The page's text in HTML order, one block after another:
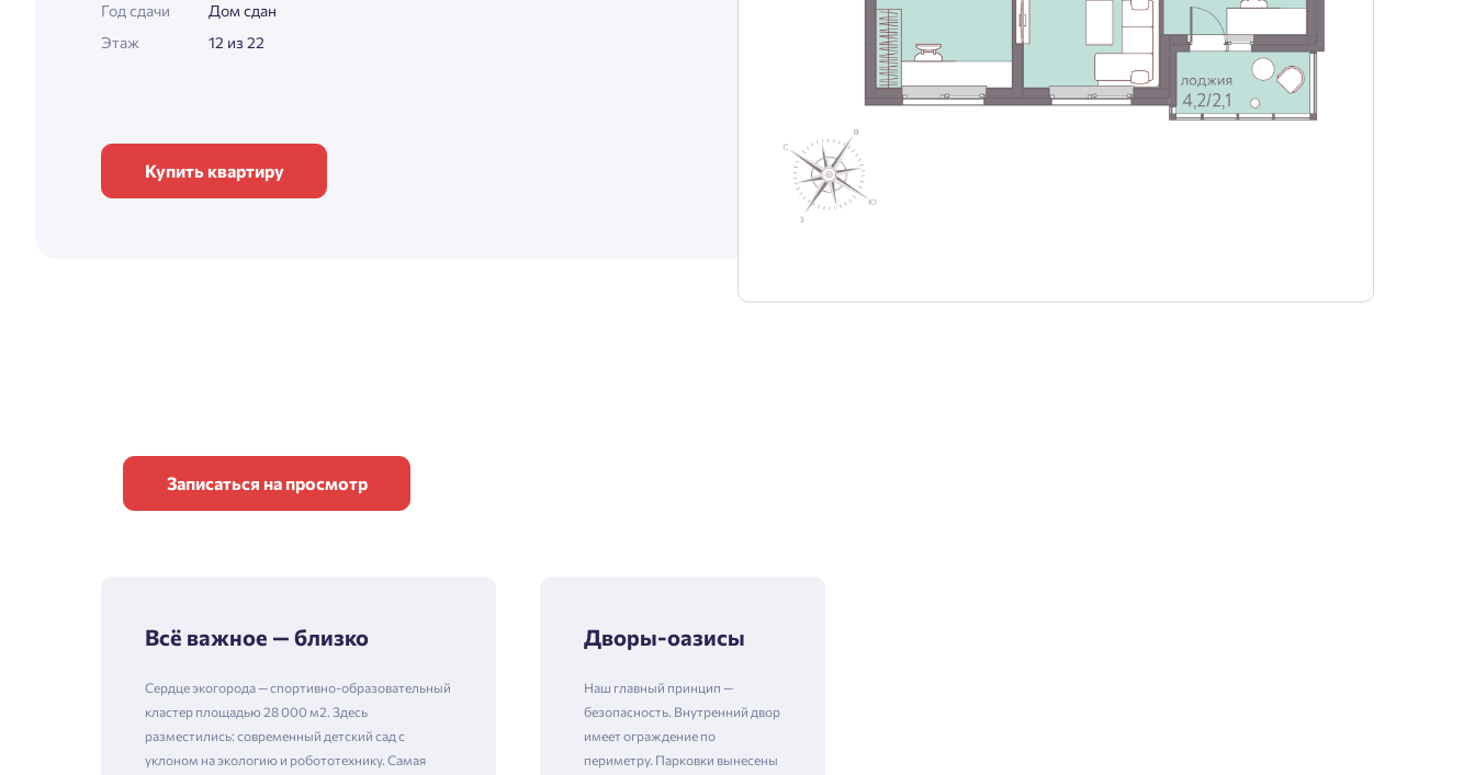
Год сдачи
Дом сдан
Этаж
12 из 22
Купить квартиру
Записаться на просмотр
Всё важное — близко
Сердце экогорода — спортивно-образовательный
кластер площадью 28 000 м2. Здесь
разместились: современный детский сад с
уклоном на экологию и робототехнику. Самая
Дворы-оазисы
Наш главный принцип —
безопасность. Внутренний двор
имеет ограждение по
периметру. Парковки вынесены